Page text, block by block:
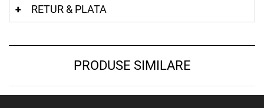
RETUR & PLATA
PRODUSE SIMILARE